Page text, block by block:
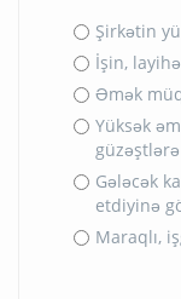
Şirkətin
İşin,
Əmək
Yüksək
Gələcək
etdiyinə
Maraqlı,